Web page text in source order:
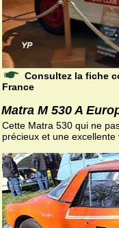
Consultez la fiche
France
Matra M 530 A
Cette Matra 530 qui ne
précieux et une excellente